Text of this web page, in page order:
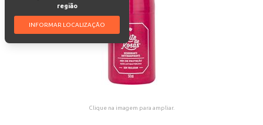
região
INFORMAR LOCALIZAÇÃO
Clique na imagem para ampliar.